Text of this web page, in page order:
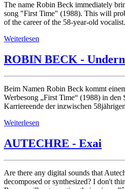
The name Robin Beck immediately
song "First Time" (1988). This will
of the career of the 58-year-old vocalist.
Weiterlesen
ROBIN BECK -
Beim Namen Robin Beck kommt
Werbesong „First Time“ (1988) in
Karriereende der inzwischen
Weiterlesen
AUTECHRE - Exai
Are there any digital sounds that
decomposed or synthesized? I don't